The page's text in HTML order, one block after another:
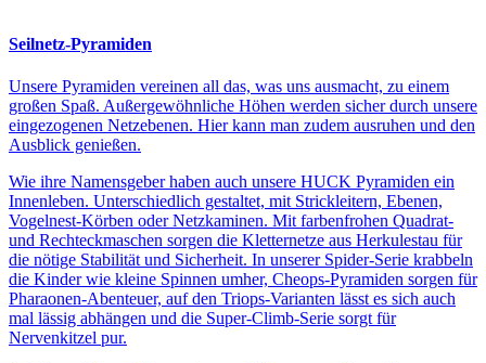
Seilnetz-Pyramiden
Unsere Pyramiden vereinen all das, was uns ausmacht, zu einem
großen Spaß. Außergewöhnliche Höhen werden sicher durch unsere
eingezogenen Netzebenen. Hier kann man zudem ausruhen und den
Ausblick genießen.
Wie ihre Namensgeber haben auch unsere HUCK Pyramiden ein
Innenleben. Unterschiedlich gestaltet, mit Strickleitern, Ebenen,
Vogelnest-Körben oder Netzkaminen. Mit farbenfrohen Quadrat-
und Rechteckmaschen sorgen die Kletternetze aus Herkulestau für
die nötige Stabilität und Sicherheit. In unserer Spider-Serie krabbeln
die Kinder wie kleine Spinnen umher, Cheops-Pyramiden sorgen für
Pharaonen-Abenteuer, auf den Triops-Varianten lässt es sich auch
mal lässig abhängen und die Super-Climb-Serie sorgt für
Nervenkitzel pur.